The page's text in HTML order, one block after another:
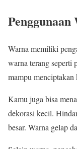
Penggunaan
Warna memiliki
warna terang seperti
mampu menciptakan
Kamu juga bisa
dekorasi kecil.
besar. Warna gelap